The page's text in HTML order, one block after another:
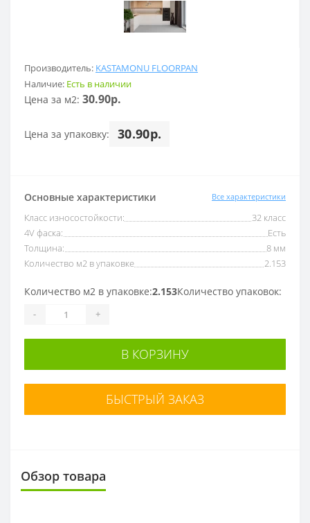
Производитель: KASTAMONU FLOORPAN
Наличие: Есть в наличии
Цена за м2: 30.90р.
Цена за упаковку: 30.90р.
Основные характеристики Все характеристики
Класс износостойкости:
32 класс
4V фаска:
Есть
Толщина:
8 мм
Количество м2 в упаковке
2.153
Количество м2 в упаковке:2.153Количество упаковок:
- +
В КОРЗИНУ
БЫСТРЫЙ ЗАКАЗ
Обзор товара